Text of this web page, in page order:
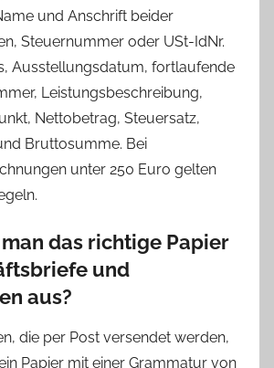
und Anschrift beider
Steuernummer oder USt-IdNr.
Ausstellungsdatum, fortlaufende
Leistungsbeschreibung,
Nettobetrag, Steuersatz,
Bruttosumme. Bei
unter 250 Euro gelten
das richtige Papier
und
aus?
die per Post versendet werden,
Papier mit einer Grammatur von